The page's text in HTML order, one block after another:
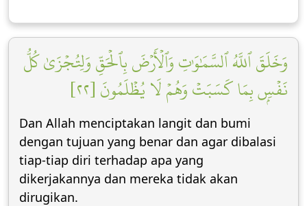
وَخَلَقَ ٱللَّهُ ٱلسَّمَٰوَٰتِ وَٱلۡأَرۡضَ بِٱلۡحَقِّ وَلِتُجۡزَىٰ كُلُّ
نَفۡسِۭ بِمَا كَسَبَتۡ وَهُمۡ لَا يُظۡلَمُونَ [٢٢]
Dan Allah menciptakan langit dan bumi
dengan tujuan yang benar dan agar dibalasi
tiap-tiap diri terhadap apa yang
dikerjakannya dan mereka tidak akan
dirugikan.